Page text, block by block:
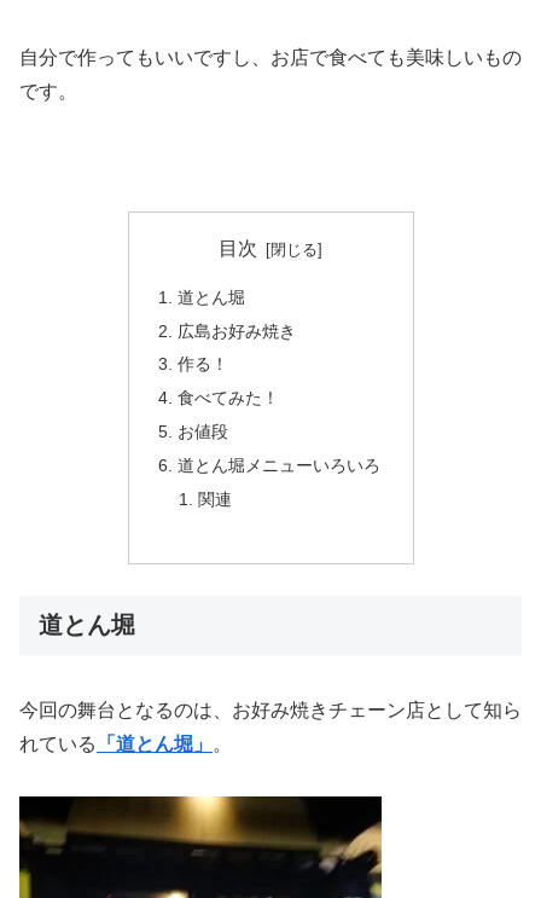
自分で作ってもいいですし、お店で食べても美味しいもの
です。
目次
道とん堀
広島お好み焼き
作る！
食べてみた！
お値段
道とん堀メニューいろいろ
関連
道とん堀
今回の舞台となるのは、お好み焼きチェーン店として知ら
れている
「道とん堀」 。